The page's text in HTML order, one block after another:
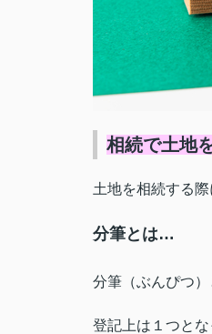
相続で土地
土地を相続する
分筆とは…
分筆（ぶんぴつ
登記上は１つと